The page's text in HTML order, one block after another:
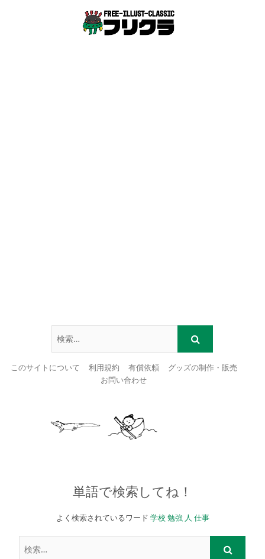
このサイトについて 利用規約 有償依頼
グッズの制作・販売
お問い合わせ
content
単語で検索してね！
よく検索されているワード 学校 勉強 人 仕事